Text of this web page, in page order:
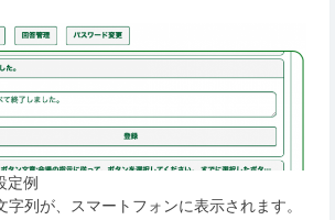
定例
字列が、スマートフォンに表示されます。